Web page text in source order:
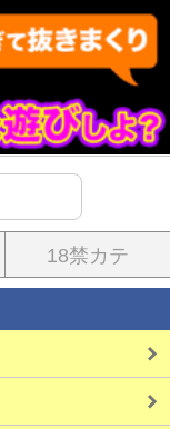
18禁カテ